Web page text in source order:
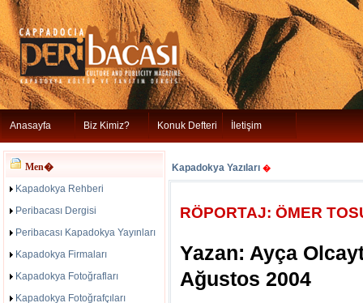
Anasayfa Biz Kimiz? Konuk Defteri İletişim
Men�
Kapadokya Rehberi
Peribacası Dergisi
Peribacası Kapadokya Yayınları
Kapadokya Firmaları
Kapadokya Fotoğrafları
Kapadokya Fotoğrafçıları
Kapadokya Yazıları �
RÖPORTAJ: ÖMER
Yazan: Ayça
Ağustos 2004